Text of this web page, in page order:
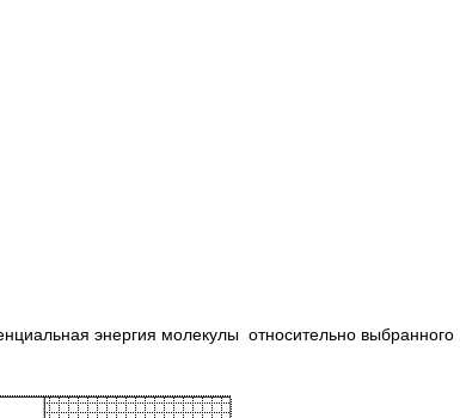
энергия молекулы относительно выбранного